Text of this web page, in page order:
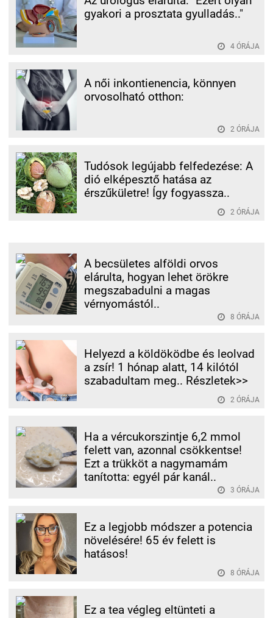
gyakori a prosztata gyulladás.."
4 ÓRÁJA
A női inkontienencia, könnyen
orvosolható otthon:
2 ÓRÁJA
Tudósok legújabb felfedezése: A
dió elképesztő hatása az
érszűkületre! Így fogyassza..
2 ÓRÁJA
A becsületes alföldi orvos
elárulta, hogyan lehet örökre
megszabadulni a magas
vérnyomástól..
8 ÓRÁJA
Helyezd a köldöködbe és leolvad
a zsír! 1 hónap alatt, 14 kilótól
szabadultam meg.. Részletek>>
2 ÓRÁJA
Ha a vércukorszintje 6,2 mmol
felett van, azonnal csökkentse!
Ezt a trükköt a nagymamám
tanította: egyél pár kanál..
3 ÓRÁJA
Ez a legjobb módszer a potencia
növelésére! 65 év felett is
hatásos!
8 ÓRÁJA
Ez a tea végleg eltünteti a